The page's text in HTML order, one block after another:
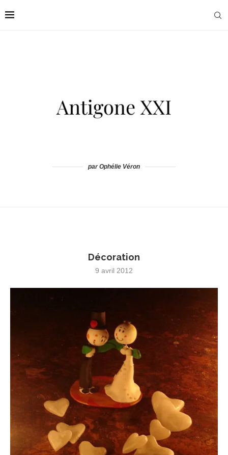
par Ophélie Véron
Décoration
9 avril 2012